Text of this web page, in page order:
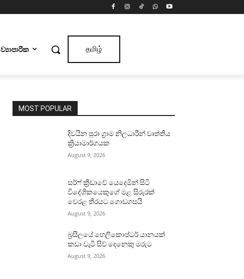
ව්‍යාපාරික தமிழ்
MOST POPULAR
දිවයින පුරා ග්‍රාම නිලධාරීන් වෘත්තීය
ක්‍රියාමාර්ගයක
August 9, 2026
සර්ෆ් ක්‍රීඩාවේ යෙදෙමින් සිටි
විදේශිකයෙකුගේ මළ සිරුරක්
වෙරළ තීරයට ගොඩගසයි
August 9, 2026
බ්‍රසීලයේ හෙලිකොප්ටර් යානයක්
කඩා වැටී සිව් දෙනෙකු මරුට
August 9, 2026